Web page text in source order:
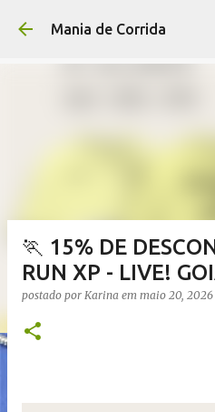
Mania de Corrida
🏃 15% DE
RUN XP - LIVE!
postado por Karina em maio 20, 2026